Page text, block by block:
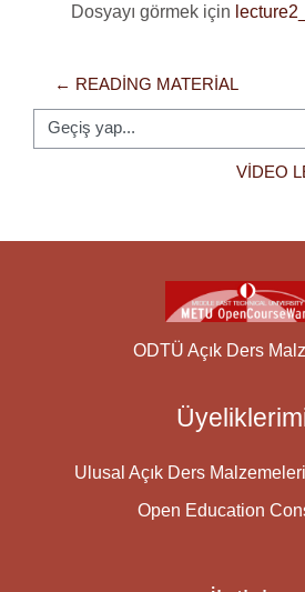
Dosyayı görmek için
← READING MATERIAL
Geçiş yap...
VIDEO
ODTÜ Açık Ders
Ulusal Açık Ders
Open Education